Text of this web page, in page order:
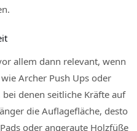
allem dann relevant, wenn
Archer Push Ups oder
bei denen seitliche Kräfte auf
die Auflagefläche, desto
oder angeraute Holzfüße